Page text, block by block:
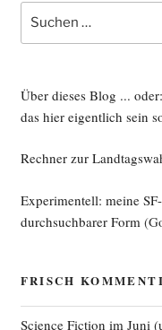
Suche
nach:
Über dieses Blog ...
das hier eigentlich sein
Rechner zur
Experimentell: meine
durchsuchbarer Form
FRISCH
Science Fiction im Juni